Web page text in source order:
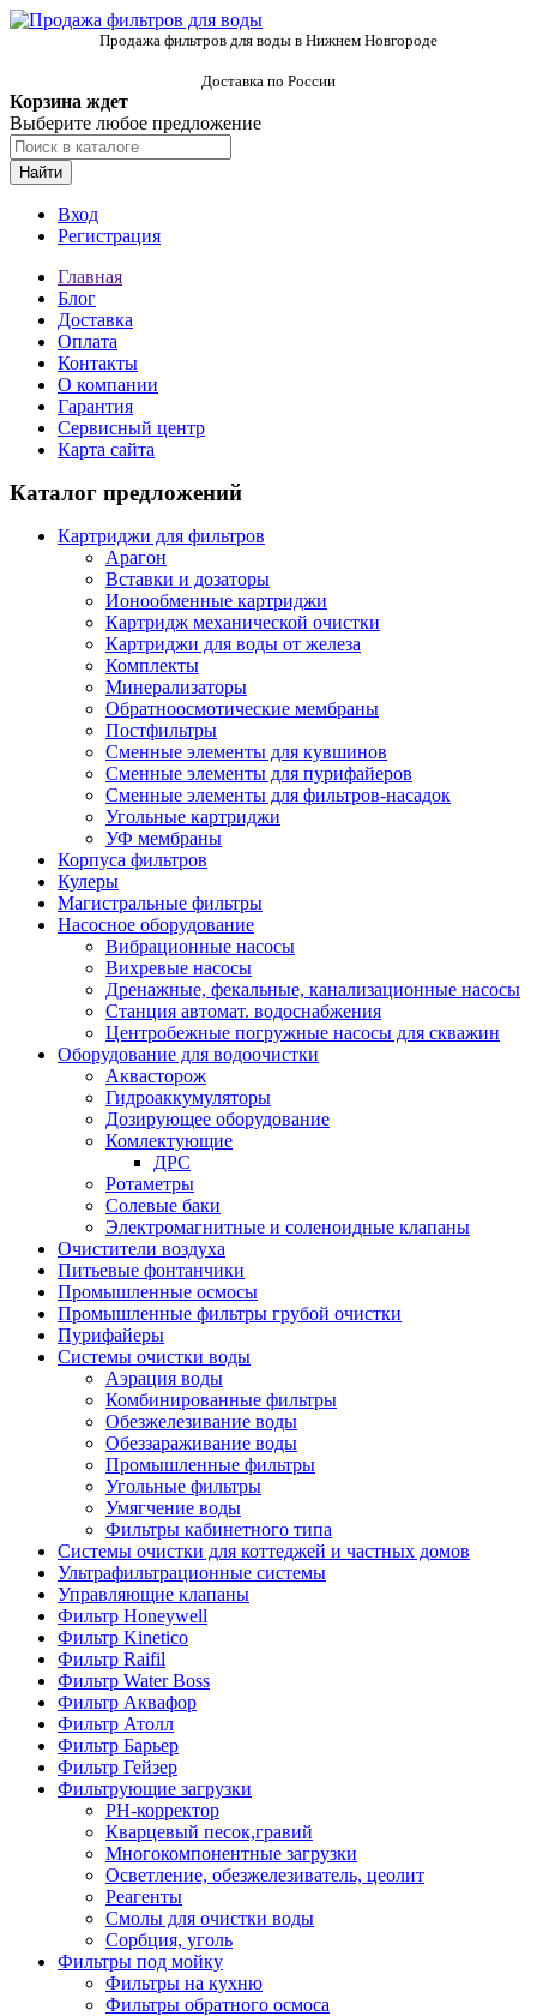
Продажа фильтров для воды в Нижнем Новгороде
Доставка по России
Корзина ждет
Выберите любое предложение
Найти
Вход
Регистрация
Главная
Блог
Доставка
Оплата
Контакты
О компании
Гарантия
Сервисный центр
Карта сайта
Каталог предложений
Картриджи для фильтров
Арагон
Вставки и дозаторы
Ионообменные картриджи
Картридж механической очистки
Картриджи для воды от железа
Комплекты
Минерализаторы
Обратноосмотические мембраны
Постфильтры
Сменные элементы для кувшинов
Сменные элементы для пурифайеров
Сменные элементы для фильтров-насадок
Угольные картриджи
УФ мембраны
Корпуса фильтров
Кулеры
Магистральные фильтры
Насосное оборудование
Вибрационные насосы
Вихревые насосы
Дренажные, фекальные, канализационные насосы
Станция автомат. водоснабжения
Центробежные погружные насосы для скважин
Оборудование для водоочистки
Аквасторож
Гидроаккумуляторы
Дозирующее оборудование
Комлектующие
ДРС
Ротаметры
Солевые баки
Электромагнитные и соленоидные клапаны
Очистители воздуха
Питьевые фонтанчики
Промышленные осмосы
Промышленные фильтры грубой очистки
Пурифайеры
Системы очистки воды
Аэрация воды
Комбинированные фильтры
Обезжелезивание воды
Обеззараживание воды
Промышленные фильтры
Угольные фильтры
Умягчение воды
Фильтры кабинетного типа
Системы очистки для коттеджей и частных домов
Ультрафильтрационные системы
Управляющие клапаны
Фильтр Honeywell
Фильтр Kinetico
Фильтр Raifil
Фильтр Water Boss
Фильтр Аквафор
Фильтр Атолл
Фильтр Барьер
Фильтр Гейзер
Фильтрующие загрузки
PH-корректор
Кварцевый песок,гравий
Многокомпонентные загрузки
Осветление, обезжелезиватель, цеолит
Реагенты
Смолы для очистки воды
Сорбция, уголь
Фильтры под мойку
Фильтры на кухню
Фильтры обратного осмоса